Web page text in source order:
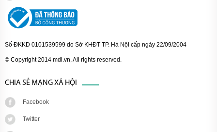
Số ĐKKD 0101539599 do Sở KHĐT TP. Hà Nội cấp ngày 22/09/2004
© Copyright 2014 mdi.vn, All rights reserved.
CHIA SẺ MẠNG XÃ HỘI
Facebook
Twitter